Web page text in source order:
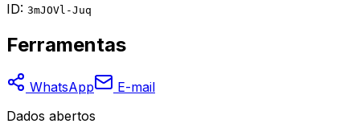
ID: 3mJOVl-Juq
Ferramentas
WhatsApp
E-mail
Dados abertos